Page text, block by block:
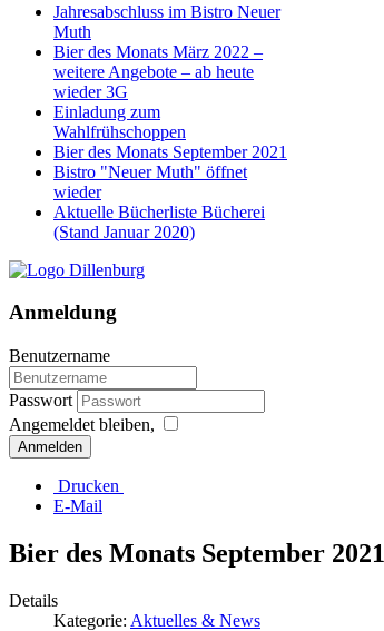
Jahresabschluss im Bistro Neuer
Muth
Bier des Monats März 2022 –
weitere Angebote – ab heute
wieder 3G
Einladung zum
Wahlfrühschoppen
Bier des Monats September 2021
Bistro "Neuer Muth" öffnet
wieder
Aktuelle Bücherliste Bücherei
(Stand Januar 2020)
Anmeldung
Benutzername
Passwort
Angemeldet bleiben,
Anmelden
Drucken
E-Mail
Bier des Monats September 2021
Details
Kategorie: Aktuelles & News